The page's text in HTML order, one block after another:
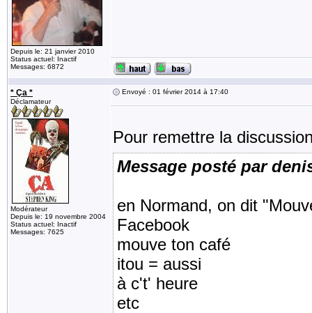
Depuis le: 21 janvier 2010
Status actuel: Inactif
Messages: 6872
* Ça *
Déclamateur
Modérateur
Depuis le: 19 novembre 2004
Status actuel: Inactif
Messages: 7625
Envoyé : 01 février 2014 à 17:40
Pour remettre la
Message posté par
en Normand, on dit
Facebook
mouve ton café
itou = aussi
à c't' heure
etc